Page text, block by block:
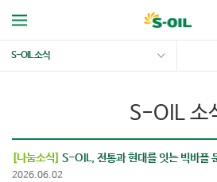
S-OIL 소식
S-OIL 소
[나눔소식] S-OIL, 전통과 현대를 잇는 빅바플
2026.06.02